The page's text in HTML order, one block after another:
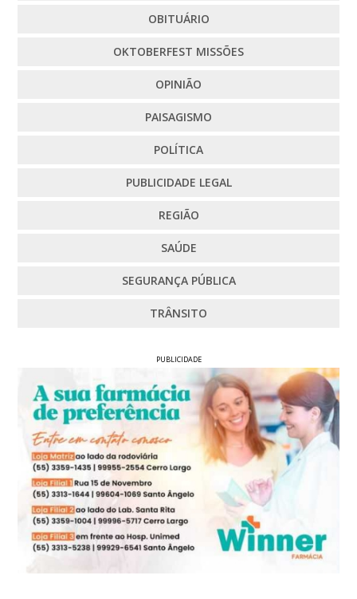
OBITUÁRIO
OKTOBERFEST MISSÕES
OPINIÃO
PAISAGISMO
POLÍTICA
PUBLICIDADE LEGAL
REGIÃO
SAÚDE
SEGURANÇA PÚBLICA
TRÂNSITO
PUBLICIDADE